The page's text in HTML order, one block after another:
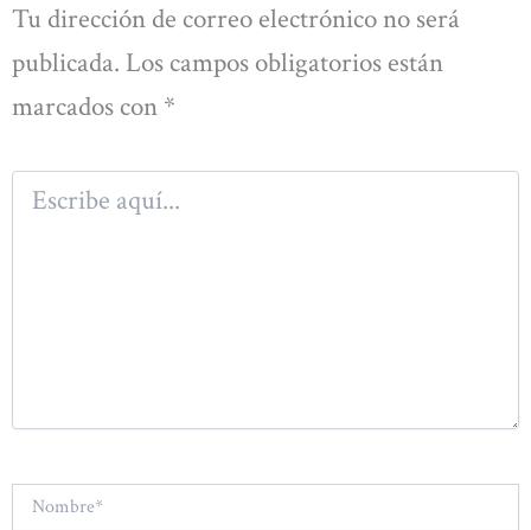
Tu dirección de correo electrónico no será
publicada. Los campos obligatorios están
marcados con *
Escribe
aquí...
Nombre*